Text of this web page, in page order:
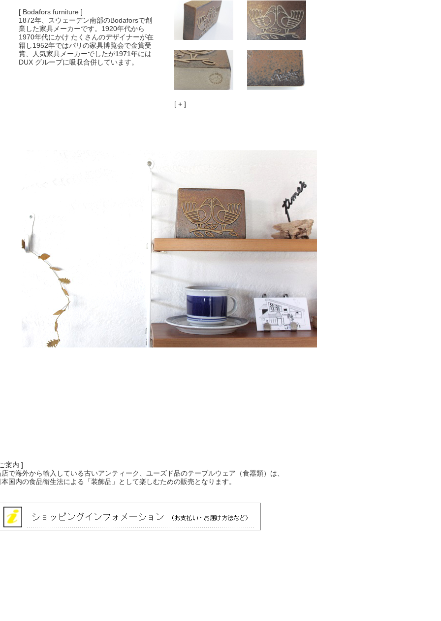
[ Bodafors furniture ]
1872年、スウェーデン南部のBodaforsで創
業した家具メーカーです。1920年代から
1970年代にかけ たくさんのデザイナーが在
籍し1952年ではパリの家具博覧会で金賞受
賞、人気家具メーカーでしたが1971年には
DUX グループに吸収合併しています。
[ + ]
案内 ]
店で海外から輸入している古いアンティーク、ユーズド品のテーブルウェア（食器類）は、
本国内の食品衛生法による「装飾品」として楽しむための販売となります。